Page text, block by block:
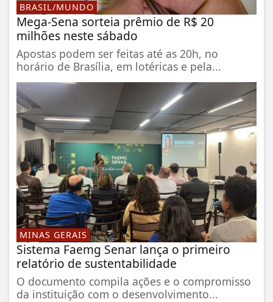
BRASIL/MUNDO
Mega-Sena sorteia prêmio de R$ 20
milhões neste sábado
Apostas podem ser feitas até as 20h, no
horário de Brasília, em lotéricas e pela...
MINAS GERAIS
Sistema Faemg Senar lança o primeiro
relatório de sustentabilidade
O documento compila ações e o compromisso
da instituição com o desenvolvimento...